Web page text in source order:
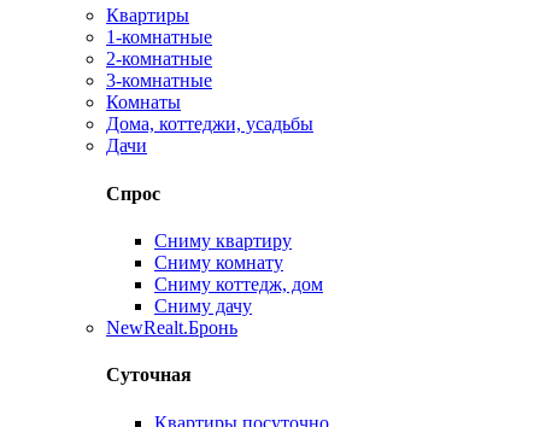
Квартиры
1-комнатные
2-комнатные
3-комнатные
Комнаты
Дома, коттеджи, усадьбы
Дачи
Спрос
Сниму квартиру
Сниму комнату
Сниму коттедж, дом
Сниму дачу
NewRealt.Бронь
Суточная
Квартиры посуточно